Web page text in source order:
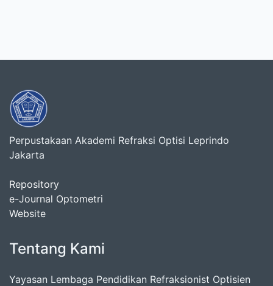
Perpustakaan Akademi Refraksi Optisi Leprindo
Jakarta
Repository
e-Journal Optometri
Website
Tentang Kami
Yayasan Lembaga Pendidikan Refraksionist Optisien